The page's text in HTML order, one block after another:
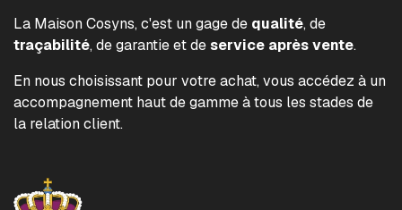
La Maison Cosyns, c'est un gage de qualité, de
traçabilité, de garantie et deservice après vente.
En nous choisissant pour votre achat, vous accédez à un
accompagnement haut de gamme à tous les stades de
la relation client.